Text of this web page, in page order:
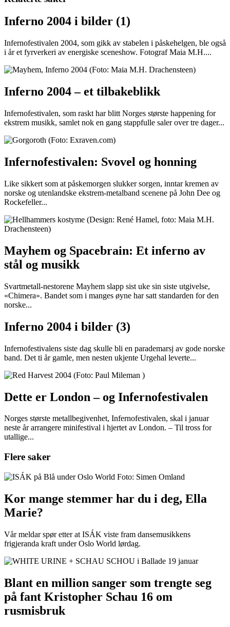
Inferno 2004 i bilder (1)
Infernofestivalen 2004, som gikk av stabelen i påskehelgen, ble også
i år et fyrverkeri av energiske sceneshow. Fotograf Maia M.H....
Inferno 2004 – et tilbakeblikk
Infernofestivalen, som raskt har blitt Norges største happening for
ekstrem musikk, samlet nok en gang stappfulle saler over tre dager...
Infernofestivalen: Svovel og honning
Like sikkert som at påskemorgen slukker sorgen, inntar kremen av
norske og utenlandske ekstrem-metalband scenene på John Dee og
Rockefeller...
Mayhem og Spacebrain: Et inferno av
stål og musikk
Svartmetall-nestorene Mayhem slapp sist uke sin siste utgivelse,
«Chimera». Bandet som i manges øyne har satt standarden for den
norske...
Inferno 2004 i bilder (3)
Infernofestivalens siste dag skulle bli en parademarsj av gode norske
band. Det ti år gamle, men nesten ukjente Urgehal leverte...
Dette er London – og Infernofestivalen
Norges største metallbegivenhet, Infernofestivalen, skal i januar
neste år arrangere minifestival i hjertet av London. – Til tross for
utallige...
Flere saker
Kor mange stemmer har du i deg, Ella
Marie?
Vår meldar spør etter at ISÁK viste fram dansemusikkens
frigjeranda kraft under Oslo World lørdag.
Blant en million sanger som trengte seg
på fant Kristopher Schau 16 om
rusmisbruk